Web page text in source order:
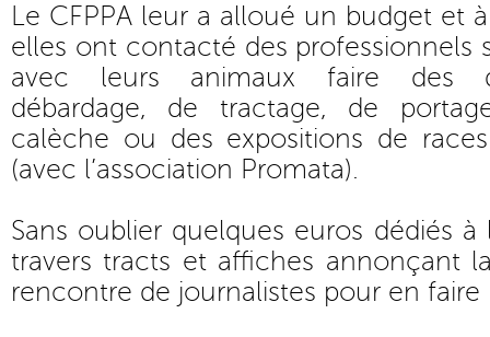
Le CFPPA leur a alloué un budget et
elles ont contacté des professionnels
avec leurs animaux faire des
débardage, de tractage, de
calèche ou des expositions de
(avec l’association Promata).
Sans oublier quelques euros dédiés
travers tracts et affiches annonçant
rencontre de journalistes pour en faire